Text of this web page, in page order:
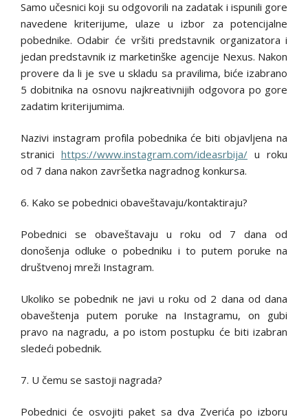
Samo učesnici koji su odgovorili na zadatak i ispunili gore
navedene kriterijume, ulaze u izbor za potencijalne
pobednike. Odabir će vršiti predstavnik organizatora i
jedan predstavnik iz marketinške agencije Nexus. Nakon
provere da li je sve u skladu sa pravilima, biće izabrano
5 dobitnika na osnovu najkreativnijih odgovora po gore
zadatim kriterijumima.
Nazivi instagram profila pobednika će biti objavljena na
stranici https://www.instagram.com/ideasrbija/u roku
od 7 dana nakon završetka nagradnog konkursa.
6. Kako se pobednici obaveštavaju/kontaktiraju?
Pobednici se obaveštavaju u roku od 7 dana od
donošenja odluke o pobedniku i to putem poruke na
društvenoj mreži Instagram.
Ukoliko se pobednik ne javi u roku od 2 dana od dana
obaveštenja putem poruke na Instagramu, on gubi
pravo na nagradu, a po istom postupku će biti izabran
sledeći pobednik.
7. U čemu se sastoji nagrada?
Pobednici će osvojiti paket sa dva Zverića po izboru